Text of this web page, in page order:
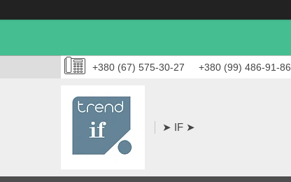
+380 (67) 575-30-27 +380 (99) 486-91-86
➤ IF ➤